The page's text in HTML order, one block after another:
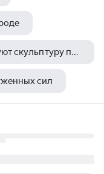
внутренние силы земли формируют скульптуру поверхности
сил